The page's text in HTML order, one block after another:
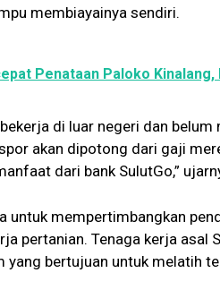
membiayainya sendiri.
Penataan Paloko
di luar negeri dan
akan dipotong dari gaji
dari bank SulutGo,”
mempertimbangkan
pertanian. Tenaga kerja asal
bertujuan untuk melatih